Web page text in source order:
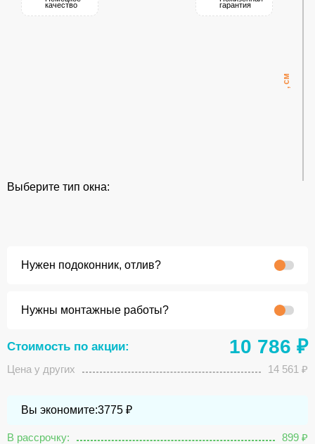
качество гарантия
Выберите тип окна:
Нужен подоконник, отлив?
Нужны монтажные работы?
Стоимость по акции: 10 786 ₽
Цена у других 14 561 ₽
Вы экономите:3775 ₽
В рассрочку: 899 ₽